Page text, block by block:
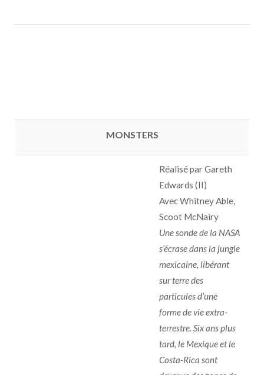
MONSTERS
Réalisé par Gareth
Edwards (II)
Avec Whitney Able,
Scoot McNairy
Une sonde de la NASA
s’écrase dans la jungle
mexicaine, libérant
sur terre des
particules d’une
forme de vie extra-
terrestre. Six ans plus
tard, le Mexique et le
Costa-Rica sont